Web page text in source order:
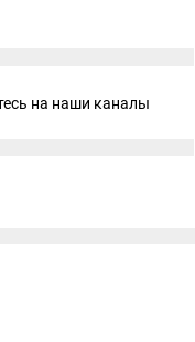
на наши каналы